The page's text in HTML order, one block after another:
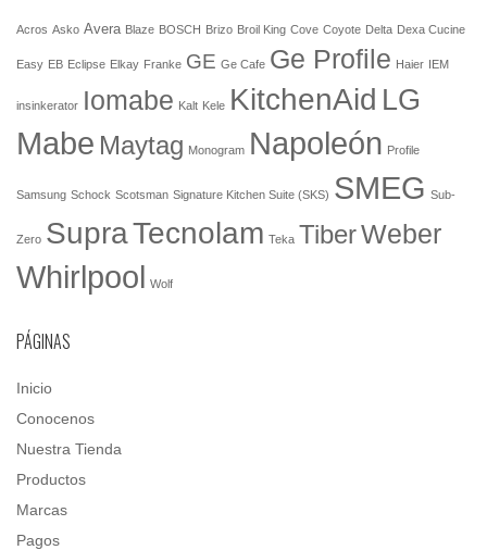
Acros Asko Avera Blaze BOSCH Brizo Broil King Cove Coyote Delta Dexa Cucine
Easy EB Eclipse Elkay Franke GE Ge Cafe Ge Profile Haier IEM
insinkerator Iomabe Kalt Kele KitchenAid LG
Mabe Maytag Monogram Napoleón Profile
Samsung Schock Scotsman Signature Kitchen Suite (SKS) SMEG Sub-
Zero SupraTecnolam Teka TiberWeber
Whirlpool Wolf
PÁGINAS
Inicio
Conocenos
Nuestra Tienda
Productos
Marcas
Pagos